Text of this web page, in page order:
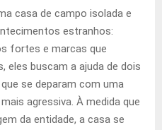
casa de campo isolada e
estranhos:
fortes e marcas que
eles buscam a ajuda de dois
se deparam com uma
agressiva. À medida que
da entidade, a casa se